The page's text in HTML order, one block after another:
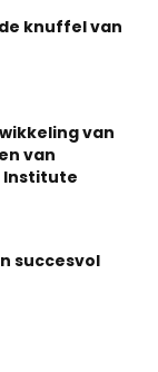
knuffel van
van
van
Institute
succesvol